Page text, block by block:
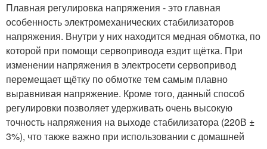
Плавная регулировка напряжения - это главная
особенность электромеханических стабилизаторов
напряжения. Внутри у них находится медная обмотка, по
которой при помощи сервопривода ездит щётка. При
изменении напряжения в электросети сервопривод
перемещает щётку по обмотке тем самым плавно
выравнивая напряжение. Кроме того, данный способ
регулировки позволяет удерживать очень высокую
точность напряжения на выходе стабилизатора (220В ±
3%), что также важно при использовании с домашней